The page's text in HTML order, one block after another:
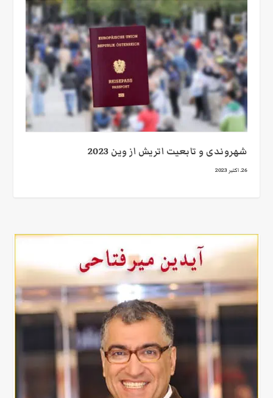
شهروندی و تابعیت اتریش از وین 2023
26. اکتبر 2023